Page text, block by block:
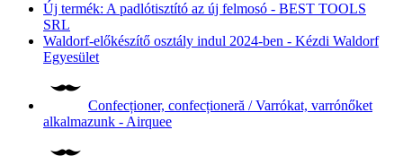
Új termék: A padlótisztító az új felmosó - BEST TOOLS
SRL
Waldorf-előkészítő osztály indul 2024-ben - Kézdi Waldorf
Egyesület
Confecționer, confecționeră / Varrókat, varrónőket
alkalmazunk - Airquee